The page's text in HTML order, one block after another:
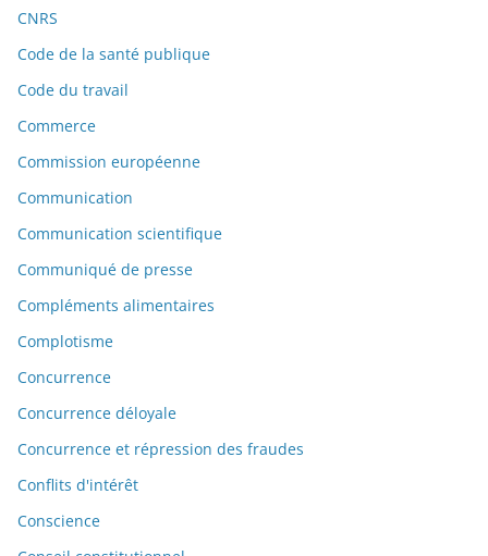
CNRS
Code de la santé publique
Code du travail
Commerce
Commission européenne
Communication
Communication scientifique
Communiqué de presse
Compléments alimentaires
Complotisme
Concurrence
Concurrence déloyale
Concurrence et répression des fraudes
Conflits d'intérêt
Conscience